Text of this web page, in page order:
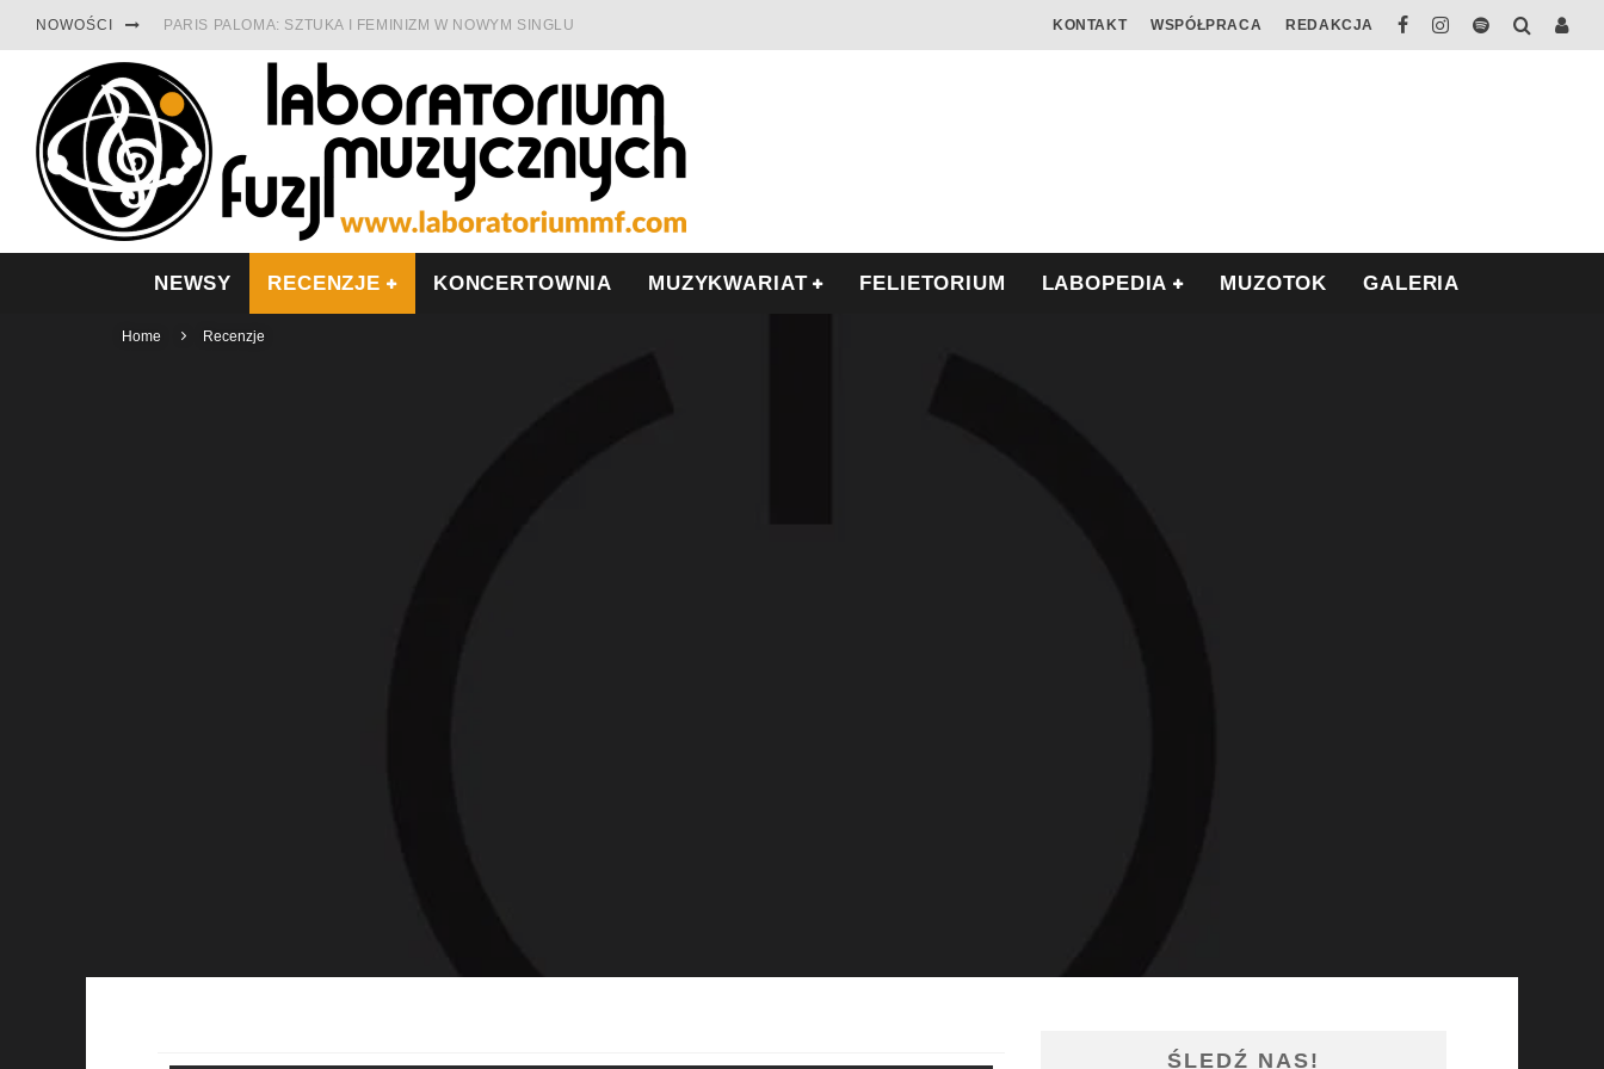
NOWOŚCI PARIS PALOMA: SZTUKA I FEMINIZM W NOWYM SINGLU
TABULA RASA Z SINGLEM DIAMENTY. SAMOTNOŚĆ I OPÓR
CINNAMON GUM MIĘDZY SOULEM A PAMIĘCIĄ
FRANCUSKI PROG METAL WEDŁUG DUALISIS
LESZEK KUŁAKOWSKI NAGRAŁ JAZZFONIĘ O POLSCE
KONTAKT WSPÓŁPRACA REDAKCJA
NEWSY RECENZJE KONCERTOWNIA MUZYKWARIAT FELIETORIUM LABOPEDIA MUZOTOK GALERIA
Home Recenzje
ŚLEDŹ NAS!